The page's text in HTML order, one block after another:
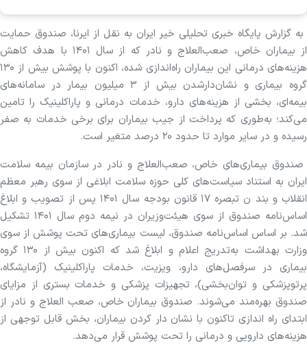
به گزارش پایگاه خبری تحلیلی خیر ایران به نقل از ایرنا، صندوق حمایت
از بیماران خاص، صعب‌العلاج و نادر که از سال ۱۴۰۱ با هدف کاهش
هزینه‌های درمانی این بیماران راه‌اندازی شده، اکنون با پوشش بیش از ۱۳۰
گروه بیماری و نشان‌دارشدن بیش از ۳ میلیون بیمار در سامانه‌های
بیمه‌ای، بخشی از هزینه‌های دارو، خدمات درمانی و پاراکلینیک را تامین
می‌کند؛ به‌طوری که پرداخت از جیب بیماران برای برخی خدمات به صفر
رسیده و در سایر موارد تا حدود ۲۰ درصد متغیر است.
صندوق بیماری‌های خاص، صعب‌العلاج و نادر در سازمان بیمه سلامت
ایران به استناد سیاست‌های کلی حوزه سلامت ابلاغی از سوی رهبر معظم
انقلاب و بند ن تبصره ۱۷ قانون بودجه سال ۱۴۰۱ پس از تصویب و ابلاغ
اساس‌نامه صندوق از سوی هیئت‌وزیران در نیمه دوم سال ۱۴۰۱ تشکیل
شد. بر اساس اساس‌نامه صندوق، لیست بیماری‌های تحت پوشش از سوی
وزارت بهداشت به‌تدریج اعلام و ابلاغ شد که اکنون بیش از ۱۳۰ گروه
بیماری در سرفصل‌های دارو، ویزیت، خدمات پاراکلینیک (آزمایشگاه،
پرتوپزشکی و توان‌بخشی)، تجهیزات پزشکی و خدمات بستری از مزایای
صندوق بهره‌مند می‌شوند. صندوق بیماران خاص، صعب العلاج و نادر از
ابتدای راه اندازی تاکنون با نشان دار کردن بیماران، بخش قابل توجهی از
هزینه‌های دارویی و درمانی را تحت پوشش قرار می‌دهد.